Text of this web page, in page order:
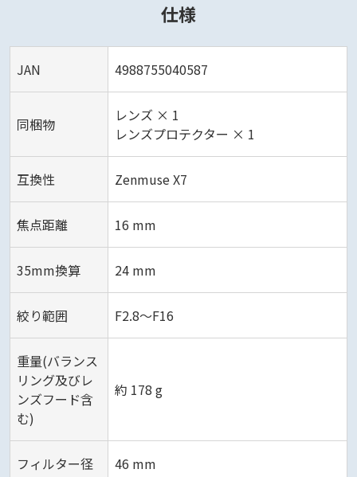
仕様
JAN 4988755040587
同梱物
レンズ × 1
レンズプロテクター × 1
互換性 Zenmuse X7
焦点距離 16 mm
35mm換算 24 mm
絞り範囲 F2.8～F16
重量(バランス
リング及びレ
ンズフード含
む)
約 178 g
フィルター径 46 mm